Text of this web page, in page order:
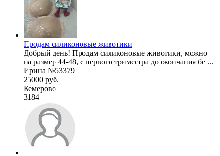
Продам силиконовые животики
Добрый день! Продам силиконовые животики, можно
на размер 44-48, с первого триместра до окончания бе ...
Ирина №53379
25000 руб.
Кемерово
3184